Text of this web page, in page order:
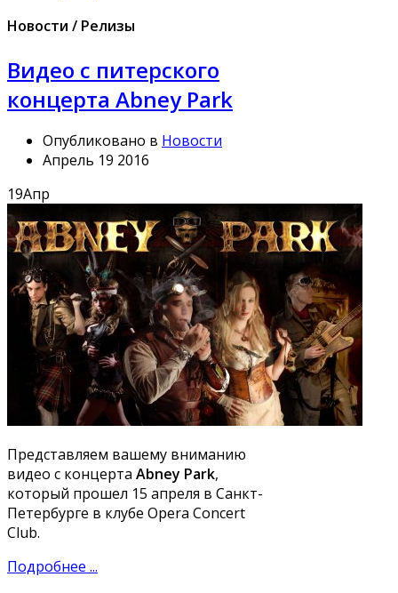
Новости / Релизы
Видео с питерского
концерта Abney Park
Опубликовано в Новости
Апрель 19 2016
19Апр
Представляем вашему вниманию
видео с концерта Abney Park,
который прошел 15 апреля в Санкт-
Петербурге в клубе Opera Concert
Club.
Подробнее ...